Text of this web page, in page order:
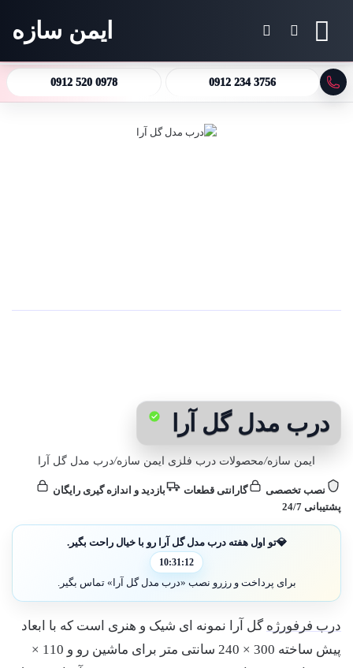
جستجو برای ایمن سازه
0912 520 0978 0912 234 3756
درب مدل گل آرا
ایمن سازه/محصولات درب فلزی ایمن سازه/درب مدل گل آرا
نصب تخصصی گارانتی قطعات
بازدید و اندازه گیری رایگان
پشتیبانی 24/7
10:31:11
💎تو اول هفته درب مدل گل آرا رو با خیال راحت بگیر.
برای پرداخت و رزرو نصب «درب مدل گل آرا» تماس بگیر.
درب فرفورژه گل آرا نمونه ای شیک و هنری است که با ابعاد
پیش ساخته 300 × 240 سانتی متر برای ماشین رو و 110 ×